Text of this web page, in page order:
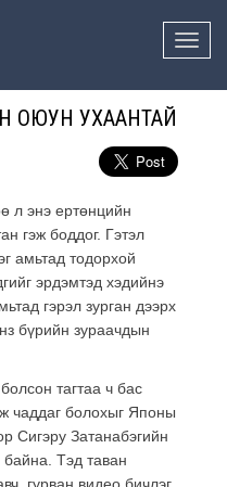
Toggle
ОЮУН УХААНТАЙ
л энэ ертөнцийн
гэж боддог. Гэтэл
амьтад тодорхой
эрдэмтэд хэдийнэ
гэрэл зурган дээрх
бүрийн зураачдын
тагтаа ч бас
чаддаг болохыг Японы
Сигэру Затанабэгийн
байна. Тэд таван
гурван видео бичлэг